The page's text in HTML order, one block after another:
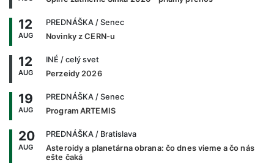
12
AUG
PREDNÁŠKA / Senec
Novinky z CERN-u
12
AUG
INÉ / celý svet
Perzeidy 2026
19
AUG
PREDNÁŠKA / Senec
Program ARTEMIS
20
AUG
PREDNÁŠKA / Bratislava
Asteroidy a planetárna obrana: čo dnes vieme a čo nás
ešte čaká